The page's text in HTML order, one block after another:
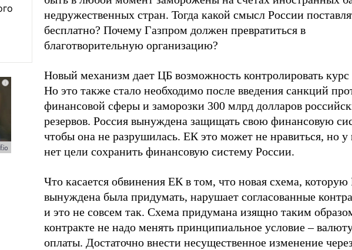
недружественных стран. Тогда какой смысл России
бесплатно? Почему Газпром должен превратиться в
благотворительную организацию?
Новый механизм дает ЦБ возможность контролировать курс
Но это также стало необходимо после введения санкций
финансовой сферы и заморозки 300 млрд долларов
резервов. Россия вынуждена защищать свою финансовую
чтобы она не разрушилась. ЕК это может не нравиться, но у
нет цели сохранить финансовую систему России.
Что касается обвинения ЕК в том, что новая схема, которую
вынуждена была придумать, нарушает согласованные
и это не совсем так. Схема придумана изящно таким
контракте не надо менять принципиальное условие –
оплаты. Достаточно внести несущественное изменение